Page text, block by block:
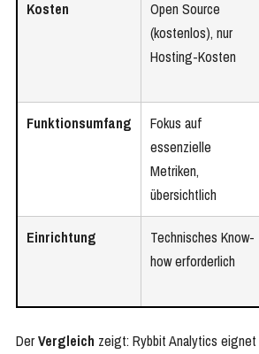
Kosten
Open Source
(kostenlos), nur
Hosting-Kosten
Funktionsumfang
Fokus auf
essenzielle
Metriken,
übersichtlich
Einrichtung
Technisches Know-
how erforderlich
DerVergleich zeigt: Rybbit Analytics